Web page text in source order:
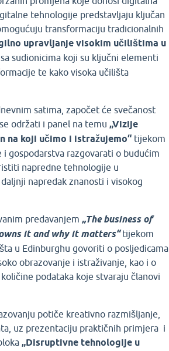
tehnologije predstavljaju ključan
transformaciju tradicionalnih
upravljanje visokim učilištima u
sudionicima koji su ključni elementi
te kako visoka učilišta
satima, započet će svečanost
održati i panel na temu„Vizije
na koji učimo i istražujemo“ tijekom
gospodarstva razgovarati o budućim
napredne tehnologije u
napredak znanosti i visokog
predavanjem „The business of
it and why it matters“tijekom
u Edinburghu govoriti o posljedicama
obrazovanje i istraživanje, kao i o
podataka koje stvaraju članovi
potiče kreativno razmišljanje,
uz prezentaciju praktičnih primjera i
„Disruptivne tehnologije u